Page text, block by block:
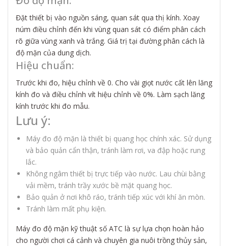
Đặt thiết bị vào nguồn sáng, quan sát qua thị kính. Xoay
núm điều chỉnh đến khi vùng quan sát có điểm phân cách
rõ giữa vùng xanh và trắng. Giá trị tại đường phân cách là
độ mặn của dung dịch.
Hiệu chuẩn:
Trước khi đo, hiệu chỉnh về 0. Cho vài giọt nước cất lên lăng
kính đo và điều chỉnh vít hiệu chỉnh về 0%. Làm sạch lăng
kính trước khi đo mẫu.
Lưu ý:
Máy đo độ mặn là thiết bị quang học chính xác. Sử dụng
và bảo quản cẩn thận, tránh làm rơi, va đập hoặc rung
lắc.
Không ngâm thiết bị trực tiếp vào nước. Lau chùi bằng
vải mềm, tránh trầy xước bề mặt quang học.
Bảo quản ở nơi khô ráo, tránh tiếp xúc với khí ăn mòn.
Tránh làm mất phụ kiện.
Máy đo độ mặn kỹ thuật số ATC là sự lựa chọn hoàn hảo
cho người chơi cá cảnh và chuyên gia nuôi trồng thủy sản,